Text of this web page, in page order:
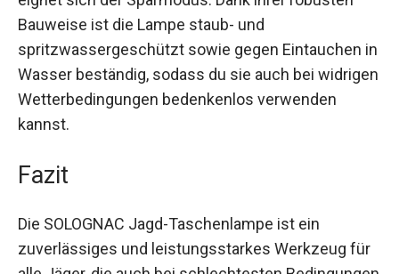
eignet sich der Sparmodus. Dank ihrer robusten
Bauweise ist die Lampe staub- und
spritzwassergeschützt sowie gegen Eintauchen
in Wasser beständig, sodass du sie auch bei
widrigen Wetterbedingungen bedenkenlos
verwenden kannst.
Fazit
Die SOLOGNAC Jagd-Taschenlampe ist ein
zuverlässiges und leistungsstarkes Werkzeug